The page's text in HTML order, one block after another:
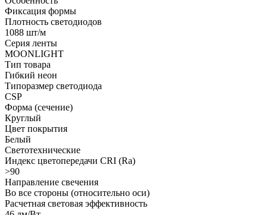
Фиксация формы
Плотность светодиодов
1088 шт/м
Серия ленты
MOONLIGHT
Тип товара
Гибкий неон
Типоразмер светодиода
CSP
Форма (сечение)
Круглый
Цвет покрытия
Белый
Светотехнические
Индекс цветопередачи CRI (Ra)
>90
Направление свечения
Во все стороны (относительно оси)
Расчетная световая эффективность